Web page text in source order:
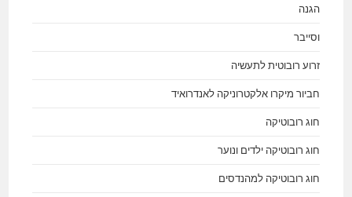
הגנה
וסייבר
זרוע רובוטית לתעשיה
חביור מיקרו אלקטרוניקה לאנדרואיד
חוג רובוטיקה
חוג רובוטיקה ילדים ונוער
חוג רובוטיקה למהנדסים